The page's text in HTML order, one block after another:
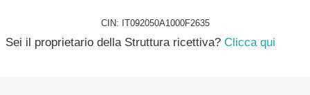
CIN: IT092050A1000F2635
Sei il proprietario della Struttura ricettiva? Clicca qui